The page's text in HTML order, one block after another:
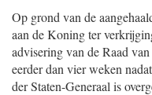
Op grond van de
aan de Koning ter
advisering van de Raad
eerder dan vier weken
der Staten-Generaal is